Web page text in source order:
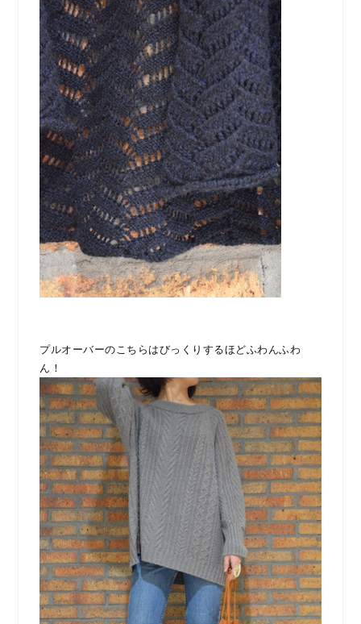
プルオーバーのこちらはびっくりするほどふわんふわ
ん！